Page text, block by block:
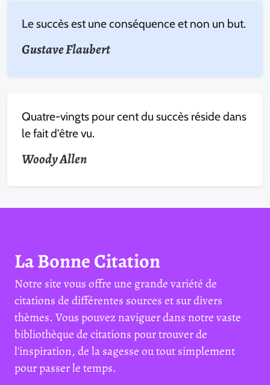
Le succès est une conséquence et non un but.
Gustave Flaubert
Quatre-vingts pour cent du succès réside dans
le fait d'être vu.
Woody Allen
La Bonne Citation
Notre site vous offre une grande variété de
citations de différentes sources et sur divers
thèmes. Vous pouvez naviguer dans notre vaste
bibliothèque de citations pour trouver de
l'inspiration, de la sagesse ou tout simplement
pour passer le temps.